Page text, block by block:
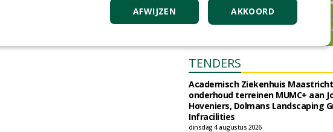
TENDERS
Academisch Ziekenhuis
onderhoud terreinen MUMC+ aan
Hoveniers, Dolmans Landscaping
Infracilities
dinsdag 4 augustus 2026
AKKOORD
AFWIJZEN